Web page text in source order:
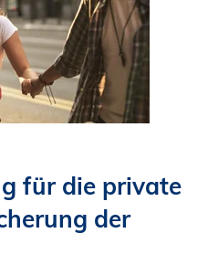
für die private
der